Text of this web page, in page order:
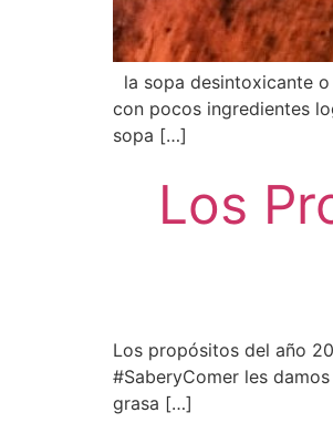
la sopa desintoxicante
con pocos ingredientes
sopa […]
Los
Los propósitos del año
#SaberyComer les
grasa […]